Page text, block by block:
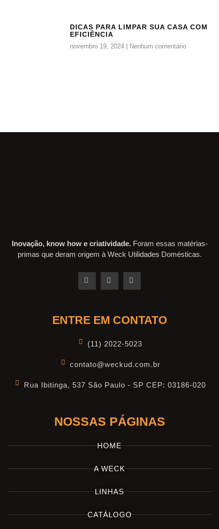
DICAS PARA LIMPAR SUA CASA COM
EFICIÊNCIA
novembro 19, 2024 Nenhum comentário
Inovação, know how e criatividade. Foram essas matérias-
primas que deram origem à Weck Utilidades Domésticas.
ENTRE EM CONTATO
(11) 2022-5023
contato@weckud.com.br
Rua Ibitinga, 537 São Paulo - SP CEP: 03186-020
NOSSAS PÁGINAS
HOME
A WECK
LINHAS
CATÁLOGO